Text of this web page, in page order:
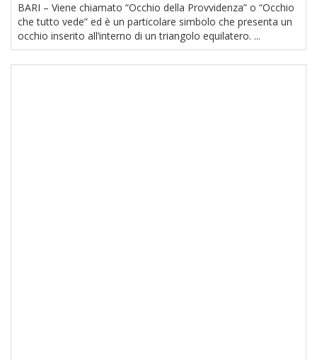
BARI – Viene chiamato “Occhio della Provvidenza” o “Occhio
che tutto vede” ed è un particolare simbolo che presenta un
occhio inserito all’interno di un triangolo equilatero. ...